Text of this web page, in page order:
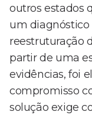
outros estados
um diagnóstico
reestruturação
partir de uma
evidências, foi
compromisso
solução exige